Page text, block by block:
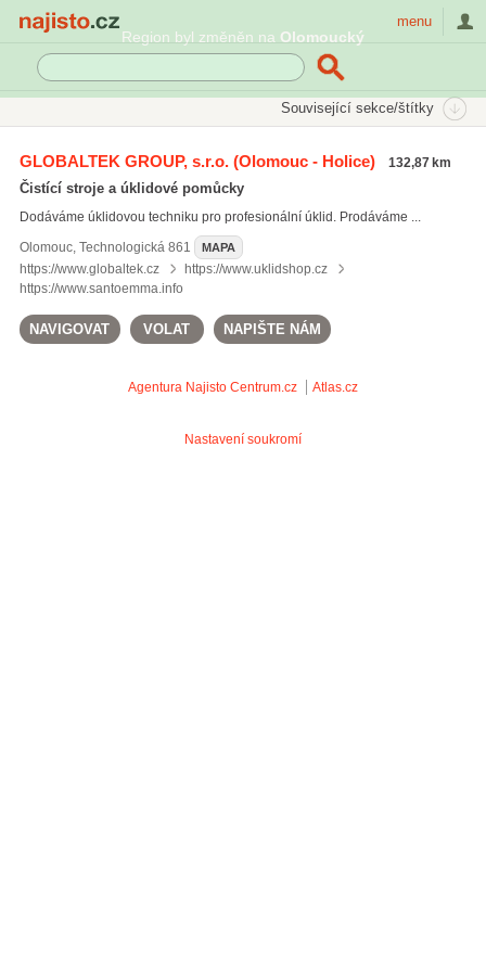
Region byl změněn na Olomoucký
menu
Související sekce/štítky
bezsáčkové vysavače(11)
zametací stroje(17)
Všechny související štítky
GLOBALTEK GROUP, s.r.o.(Olomouc - Holice) 132,87 km
Čistící stroje a úklidové pomůcky
Dodáváme úklidovou techniku pro profesionální úklid. Prodáváme ...
Olomouc, Technologická 861 MAPA
https://www.globaltek.cz
https://www.uklidshop.cz
https://www.santoemma.info
NAVIGOVAT VOLAT NAPIŠTE NÁM
Agentura Najisto Centrum.cz Atlas.cz
Nastavení soukromí